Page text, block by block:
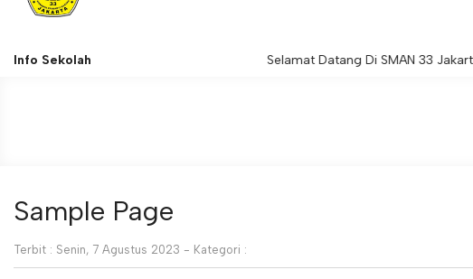
Info Sekolah Selamat Datang Di SMAN 33 Jakarta
Sample Page
Terbit : Senin, 7 Agustus 2023 - Kategori :